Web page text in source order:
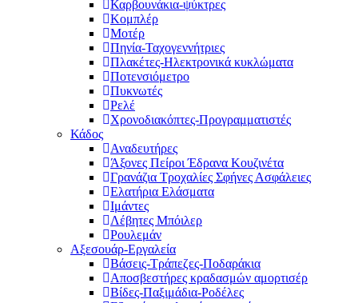
Καρβουνάκια-ψύκτρες
Κομπλέρ
Μοτέρ
Πηνία-Ταχογεννήτριες
Πλακέτες-Ηλεκτρονικά κυκλώματα
Ποτενσιόμετρο
Πυκνωτές
Ρελέ
Χρονοδιακόπτες-Προγραμματιστές
Κάδος
Αναδευτήρες
Άξονες Πείροι Έδρανα Κουζινέτα
Γρανάζια Τροχαλίες Σφήνες Ασφάλειες
Ελατήρια Ελάσματα
Ιμάντες
Λέβητες Μπόιλερ
Ρουλεμάν
Αξεσουάρ-Εργαλεία
Βάσεις-Τράπεζες-Ποδαράκια
Αποσβεστήρες κραδασμών αμορτισέρ
Βίδες-Παξιμάδια-Ροδέλες